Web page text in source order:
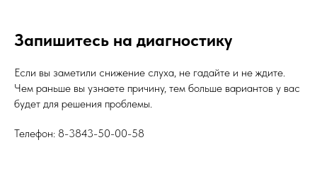
Запишитесь на диагностику
Если вы заметили снижение слуха, не гадайте и не ждите.
Чем раньше вы узнаете причину, тем больше вариантов у вас
будет для решения проблемы.
Телефон: 8-3843-50-00-58